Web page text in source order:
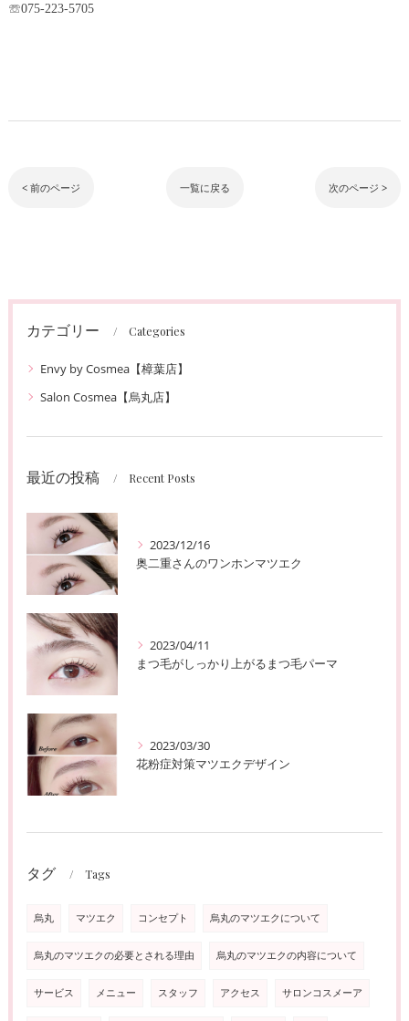
☏075-223-5705
< 前のページ 一覧に戻る 次のページ >
カテゴリー Categories
Envy by Cosmea【樟葉店】
Salon Cosmea【烏丸店】
最近の投稿 Recent Posts
2023/12/16
奥二重さんのワンホンマツエク
2023/04/11
まつ毛がしっかり上がるまつ毛パーマ
2023/03/30
花粉症対策マツエクデザイン
タグ Tags
烏丸 マツエク コンセプト 烏丸のマツエクについて
烏丸のマツエクの必要とされる理由 烏丸のマツエクの内容について
サービス メニュー スタッフ アクセス サロンコスメーア